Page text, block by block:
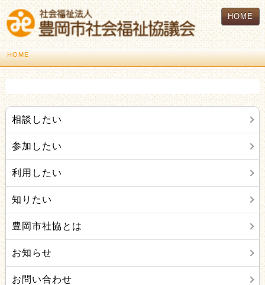
HOME
HOME
相談したい
参加したい
利用したい
知りたい
豊岡市社協とは
お知らせ
お問い合わせ